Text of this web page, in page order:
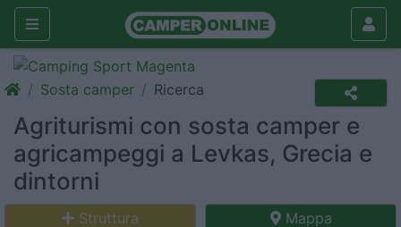
Sosta camper Ricerca
Agriturismi con sosta camper e
agricampeggi a Levkas, Grecia e
dintorni
Struttura Mappa